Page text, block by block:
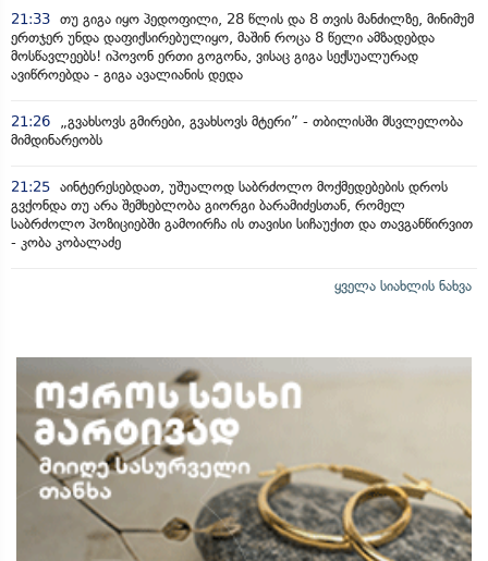
21:33 თუ გიგა იყო პედოფილი, 28 წლის და 8 თვის მანძილზე, მინიმუმ
ერთჯერ უნდა დაფიქსირებულიყო, მაშინ როცა 8 წელი ამზადებდა
მოსწავლეებს! იპოვონ ერთი გოგონა, ვისაც გიგა სექსუალურად
ავიწროებდა - გიგა ავალიანის დედა
21:26
„გვახსოვს გმირები, გვახსოვს მტერი” - თბილისში მსვლელობა
მიმდინარეობს
21:25 აინტერესებდათ, უშუალოდ საბრძოლო მოქმედებების დროს
გვქონდა თუ არა შემხებლობა გიორგი ბარამიძესთან, რომელ
საბრძოლო პოზიციებში გამოირჩა ის თავისი სიჩაუქით და თავგანწირვით
- კობა კობალაძე
ყველა სიახლის ნახვა